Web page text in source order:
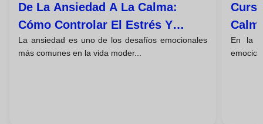
De La Ansiedad A La Calma:
Cómo Controlar El Estrés Y
Recuperar Tu Bienestar
La ansiedad es uno de los desafíos emocionales
más comunes en la vida moder...
En la